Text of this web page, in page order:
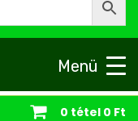
Menü
0 tétel 0 Ft